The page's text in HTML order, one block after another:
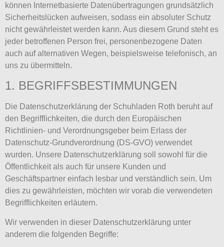
können Internetbasierte Datenübertragungen grundsätzlich
Sicherheitslücken aufweisen, sodass ein absoluter Schutz
nicht gewährleistet werden kann. Aus diesem Grund steht es
jeder betroffenen Person frei, personenbezogene Daten
auch auf alternativen Wegen, beispielsweise telefonisch, an
uns zu übermitteln.
1. BEGRIFFSBESTIMMUNGEN
Die Datenschutzerklärung der Schuhladen Roth beruht auf
den Begrifflichkeiten, die durch den Europäischen
Richtlinien- und Verordnungsgeber beim Erlass der
Datenschutz-Grundverordnung (DS-GVO) verwendet
wurden. Unsere Datenschutzerklärung soll sowohl für die
Öffentlichkeit als auch für unsere Kunden und
Geschäftspartner einfach lesbar und verständlich sein. Um
dies zu gewährleisten, möchten wir vorab die verwendeten
Begrifflichkeiten erläutern.
Wir verwenden in dieser Datenschutzerklärung unter
anderem die folgenden Begriffe: